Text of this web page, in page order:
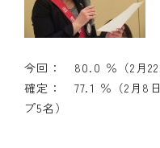
今回： 80.0 ％（2月
確定： 77.1 ％（2月
プ5名）